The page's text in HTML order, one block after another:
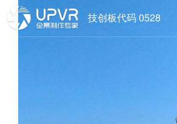
技创板代码 0528